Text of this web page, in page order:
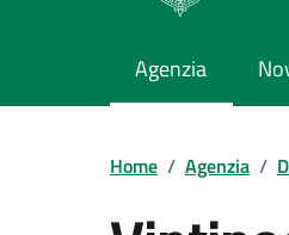
Agenzia
Home / Agenzia /